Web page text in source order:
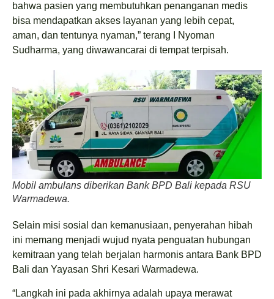
bahwa pasien yang membutuhkan penanganan medis
bisa mendapatkan akses layanan yang lebih cepat,
aman, dan tentunya nyaman,” terang I Nyoman
Sudharma, yang diwawancarai di tempat terpisah.
Mobil ambulans diberikan Bank BPD Bali kepada RSU
Warmadewa.
Selain misi sosial dan kemanusiaan, penyerahan hibah
ini memang menjadi wujud nyata penguatan hubungan
kemitraan yang telah berjalan harmonis antara Bank BPD
Bali dan Yayasan Shri Kesari Warmadewa.
“Langkah ini pada akhirnya adalah upaya merawat